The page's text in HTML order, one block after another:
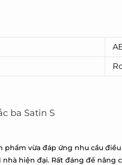
ba Satin S
phẩm vừa đáp ứng nhu cầu
hiện đại. Rất đáng để nâng